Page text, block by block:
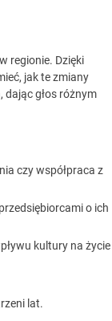
regionie. Dzięki
jak te zmiany
dając głos różnym
czy współpraca z
o ich
kultury na życie
lat.